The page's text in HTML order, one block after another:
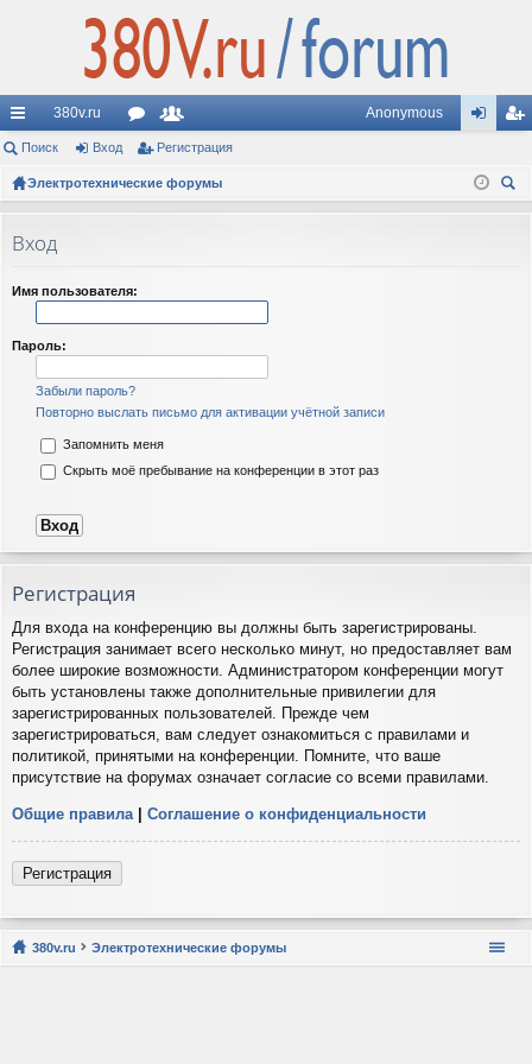
с
ы
и
380v.ru
ор
ум
ол
ьз
и
Anonymous
д ис
Поиск Вход Регистрация
Электротехнические форумы
Вход
Имя пользователя:
Пароль:
Забыли пароль?
Повторно выслать письмо для активации учётной записи
Запомнить меня
Скрыть моё пребывание на конференции в этот раз
Регистрация
Для входа на конференцию вы должны быть зарегистрированы.
Регистрация занимает всего несколько минут, но предоставляет вам
более широкие возможности. Администратором конференции могут
быть установлены также дополнительные привилегии для
зарегистрированных пользователей. Прежде чем
зарегистрироваться, вам следует ознакомиться с правилами и
политикой, принятыми на конференции. Помните, что ваше
присутствие на форумах означает согласие со всеми правилами.
Общие правила | Соглашение о конфиденциальности
Регистрация
380v.ru Электротехнические форумы